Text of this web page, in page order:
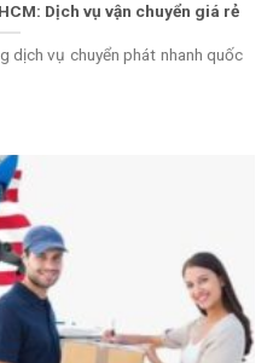
Dịch vụ vận chuyển giá rẻ
dịch vụ chuyển phát nhanh quốc